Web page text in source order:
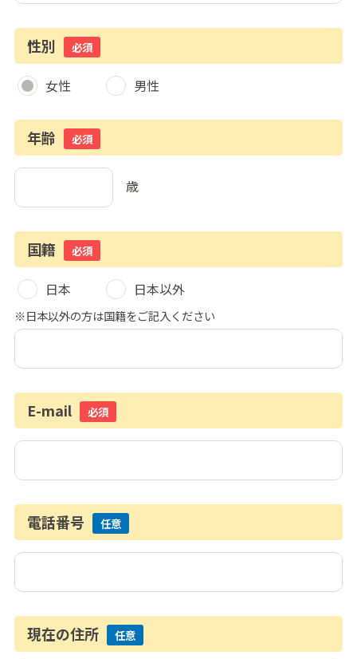
性別 必須
女性 男性
年齢 必須
歳
国籍 必須
日本 日本以外
※日本以外の方は国籍をご記入ください
E-mail 必須
電話番号 任意
現在の住所 任意